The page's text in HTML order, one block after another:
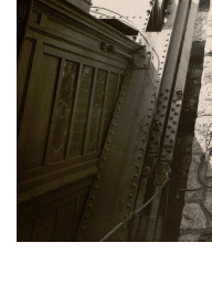
TWITTER TUMBLR